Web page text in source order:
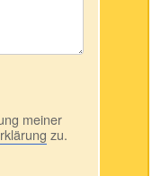
meiner
zu.